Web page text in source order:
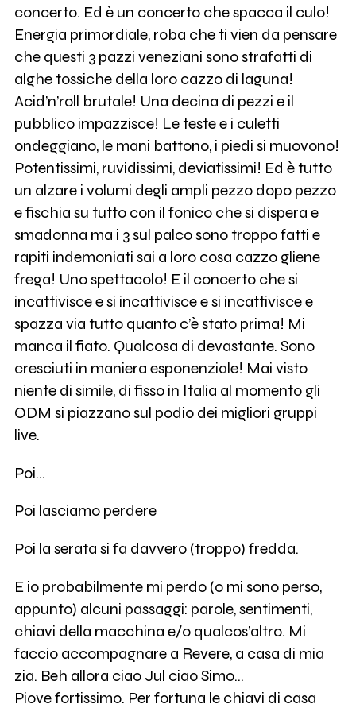
concerto. Ed è un concerto che spacca il culo!
Energia primordiale, roba che ti vien da pensare
che questi 3 pazzi veneziani sono strafatti di
alghe tossiche della loro cazzo di laguna!
Acid’n’roll brutale! Una decina di pezzi e il
pubblico impazzisce! Le teste e i culetti
ondeggiano, le mani battono, i piedi si muovono!
Potentissimi, ruvidissimi, deviatissimi! Ed è tutto
un alzare i volumi degli ampli pezzo dopo pezzo
e fischia su tutto con il fonico che si dispera e
smadonna ma i 3 sul palco sono troppo fatti e
rapiti indemoniati sai a loro cosa cazzo gliene
frega! Uno spettacolo! E il concerto che si
incattivisce e si incattivisce e si incattivisce e
spazza via tutto quanto c’è stato prima! Mi
manca il fiato. Qualcosa di devastante. Sono
cresciuti in maniera esponenziale! Mai visto
niente di simile, di fisso in Italia al momento gli
ODM si piazzano sul podio dei migliori gruppi
live.
Poi…
Poi lasciamo perdere
Poi la serata si fa davvero (troppo) fredda.
E io probabilmente mi perdo (o mi sono perso,
appunto) alcuni passaggi: parole, sentimenti,
chiavi della macchina e/o qualcos’altro. Mi
faccio accompagnare a Revere, a casa di mia
zia. Beh allora ciao Jul ciao Simo…
Piove fortissimo. Per fortuna le chiavi di casa